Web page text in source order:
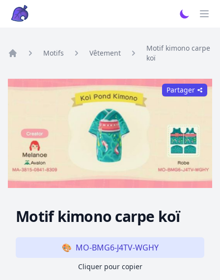
Motifs Vêtement
Motif kimono carpe
koï
Partager
Motif kimono carpe koï
🎨 MO-BMG6-J4TV-WGHY
Cliquer pour copier